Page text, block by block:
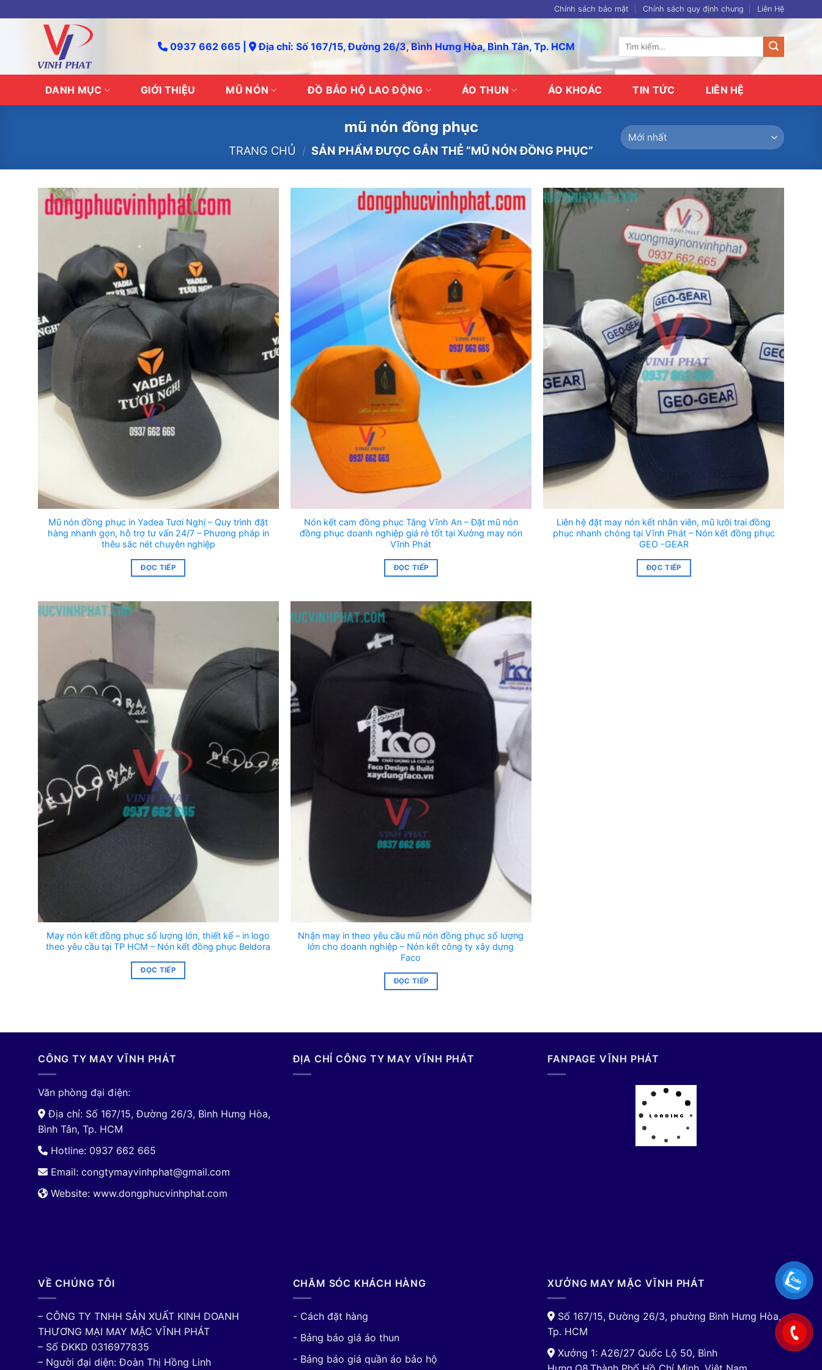
to
Chính sách bảo mật Chính sách quy định chung Liên Hệ
0937 662 665 | Địa chỉ: Số 167/15, Đường 26/3, Bình Hưng Hòa, Bình Tân, Tp. HCM
Tìm
DANH MỤC GIỚI THIỆU MŨ NÓN ĐỒ BẢO HỘ LAO ĐỘNG ÁO THUN ÁO KHOÁC TIN TỨC LIÊN HỆ
mũ nón đồng phục
TRANG CHỦ / SẢN PHẨM ĐƯỢC GẮN THẺ “MŨ NÓN ĐỒNG PHỤC”
Mũ nón đồng phục in Yadea Tươi Nghị – Quy trình đặt
hàng nhanh gọn, hỗ trợ tư vấn 24/7 – Phương pháp in
thêu sắc nét chuyên nghiệp
ĐỌC TIẾP
Nón kết cam đồng phục Tằng Vĩnh An – Đặt mũ nón
đồng phục doanh nghiệp giá rẻ tốt tại Xưởng may nón
Vĩnh Phát
ĐỌC TIẾP
Liên hệ đặt may nón kết nhân viên, mũ lưỡi trai đồng
phục nhanh chóng tại Vĩnh Phát – Nón kết đồng phục
GEO -GEAR
ĐỌC TIẾP
May nón kết đồng phục số lượng lớn, thiết kế – in logo
theo yêu cầu tại TP HCM – Nón kết đồng phục Beldora
ĐỌC TIẾP
Nhận may in theo yêu cầu mũ nón đồng phục số lượng
lớn cho doanh nghiệp – Nón kết công ty xây dựng
Faco
ĐỌC TIẾP
CÔNG TY MAY VĨNH PHÁT
Văn phòng đại điện:
Địa chỉ: Số 167/15, Đường 26/3, Bình Hưng Hòa,
Bình Tân, Tp. HCM
Hotline: 0937 662 665
Email: congtymayvinhphat@gmail.com
Website: www.dongphucvinhphat.com
ĐỊA CHỈ CÔNG TY MAY VĨNH PHÁT FANPAGE VĨNH PHÁT
VỀ CHÚNG TÔI
– CÔNG TY TNHH SẢN XUẤT KINH DOANH
THƯƠNG MẠI MAY MẶC VĨNH PHÁT
– Số ĐKKD 0316977835
– Người đại diện: Đoàn Thị Hồng Linh
CHĂM SÓC KHÁCH HÀNG
- Cách đặt hàng
- Bảng báo giá áo thun
- Bảng báo giá quần áo bảo hộ
XƯỞNG MAY MẶC VĨNH PHÁT
Số 167/15, Đường 26/3, phường Bình Hưng Hòa,
Tp. HCM
Xưởng 1: A26/27 Quốc Lộ 50, Bình